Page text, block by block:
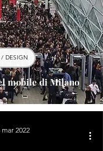
mobile di Milano
DESIGN
mar 2022